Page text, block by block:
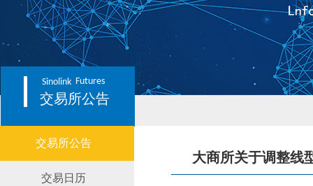
Sinolink Futures
交易所公告
交易所公告
交易日历
大商所关于调整线